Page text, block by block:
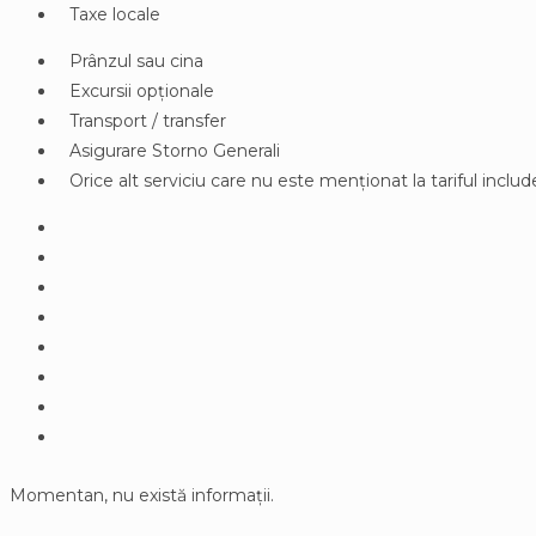
Taxe locale
Prânzul sau cina
Excursii opționale
Transport / transfer
Asigurare Storno Generali
Orice alt serviciu care nu este menționat la tariful
Momentan, nu există informații.